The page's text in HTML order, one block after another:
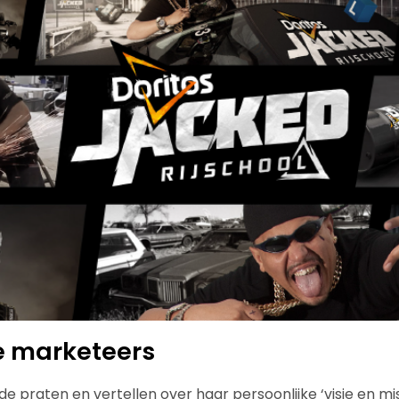
marketeers
praten en vertellen over haar persoonlijke ‘visie en